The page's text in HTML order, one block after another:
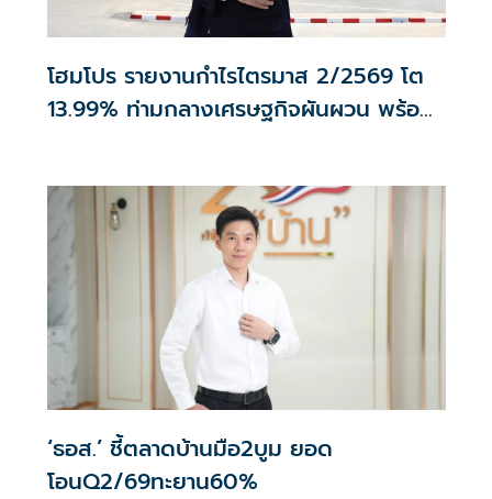
โฮมโปร รายงานกำไรไตรมาส 2/2569 โต
13.99% ท่ามกลางเศรษฐกิจผันผวน พร้อม
‘ธอส.’ ชี้ตลาดบ้านมือ2บูม ยอด
โอนQ2/69ทะยาน60%